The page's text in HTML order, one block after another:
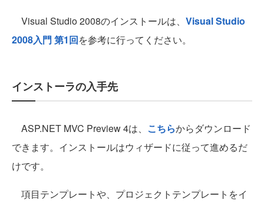
Visual Studio 2008のインストールは、 Visual Studio
2008入門 第1回を参考に行ってください。
インストーラの入手先
ASP.NET MVC Preview 4は、 こちらからダウンロード
できます。インストールはウィザードに従って進めるだ
けです。
項目テンプレートや、プロジェクトテンプレートをイ